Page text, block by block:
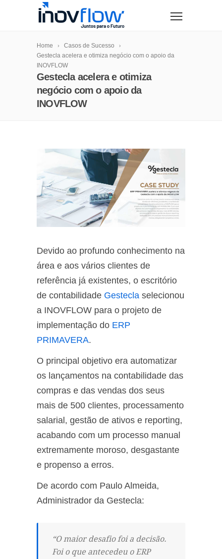
Home
Casos de Sucesso
Gestecla acelera e otimiza negócio com o apoio da
INOVFLOW
Gestecla acelera e otimiza
negócio com o apoio da
INOVFLOW
Devido ao profundo conhecimento na
área e aos vários clientes de
referência já existentes, o escritório
de contabilidade Gestecla selecionou
a INOVFLOW para o projeto de
implementação do ERP
PRIMAVERA.
O principal objetivo era automatizar
os lançamentos na contabilidade das
compras e das vendas dos seus
mais de 500 clientes, processamento
salarial, gestão de ativos e reporting,
acabando com um processo manual
extremamente moroso, desgastante
e propenso a erros.
De acordo com Paulo Almeida,
Administrador da Gestecla:
“O maior desafio foi a decisão.
Foi o que antecedeu o ERP